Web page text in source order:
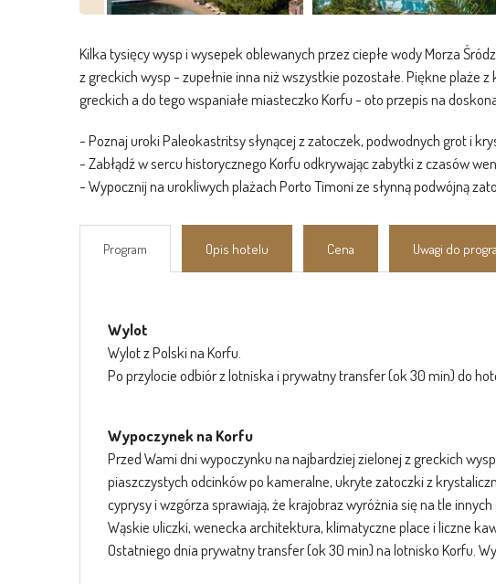
Kilka tysięcy wysp i wysepek oblewanych przez ciepłe wody Morza
z greckich wysp - zupełnie inna niż wszystkie pozostałe. Piękne plaże
greckich a do tego wspaniałe miasteczko Korfu - oto przepis na
- Poznaj uroki Paleokastritsy słynącej z zatoczek, podwodnych grot i
- Zabłądź w sercu historycznego Korfu odkrywając zabytki z czasów
- Wypocznij na urokliwych plażach Porto Timoni ze słynną podwójną
Program Opis hotelu Cena Uwagi do
Wylot
Wylot z Polski na Korfu.
Po przylocie odbiór z lotniska i prywatny transfer (ok 30 min) do
Wypoczynek na Korfu
Przed Wami dni wypoczynku na najbardziej zielonej z greckich
piaszczystych odcinków po kameralne, ukryte zatoczki z
cyprysy i wzgórza sprawiają, że krajobraz wyróżnia się na tle
Wąskie uliczki, wenecka architektura, klimatyczne place i liczne
Ostatniego dnia prywatny transfer (ok 30 min) na lotnisko Korfu.